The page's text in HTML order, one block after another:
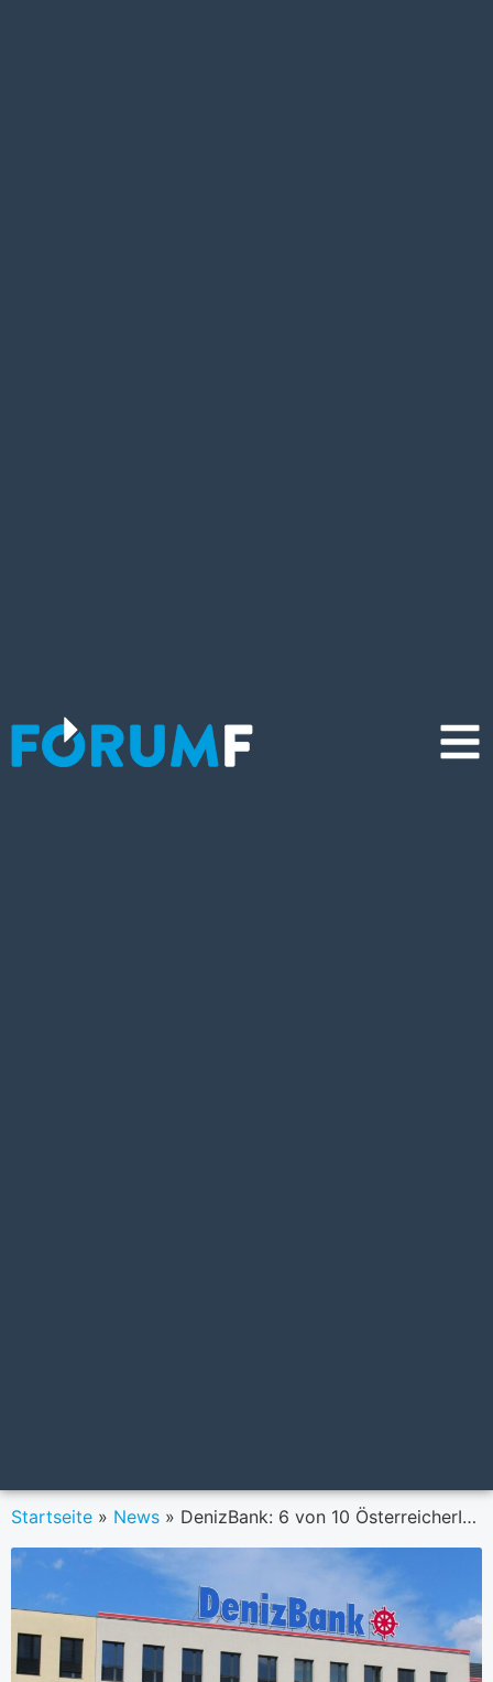
Startseite » News » DenizBank: 6 von 10 ÖsterreicherInnen nutzen Urlaubsgeld, „um unerwartete Ausgaben zu bewältigen“